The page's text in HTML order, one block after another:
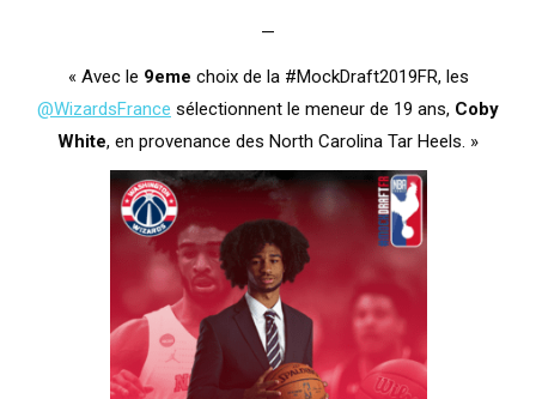
—
« Avec le 9eme choix de la #MockDraft2019FR, les
@WizardsFrance sélectionnent le meneur de 19 ans, Coby
White, en provenance des North Carolina Tar Heels. »